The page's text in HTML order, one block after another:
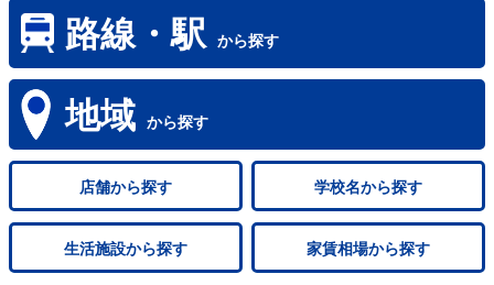
路線・駅 から探す
地域 から探す
店舗から探す 学校名から探す
生活施設から探す 家賃相場から探す